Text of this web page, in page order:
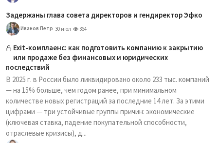
Задержаны глава совета директоров и гендиректор Эфко
Иванов Петр 30 июл 364
Exit-комплаенс: как подготовить компанию к закрытию
или продаже без финансовых и юридических
последствий
В 2025 г. в России было ликвидировано около 233 тыс. компаний
— на 15% больше, чем годом ранее, при минимальном
количестве новых регистраций за последние 14 лет. За этими
цифрами — три устойчивые группы причин: экономические
(ключевая ставка, падение покупательной способности,
отраслевые кризисы), д...